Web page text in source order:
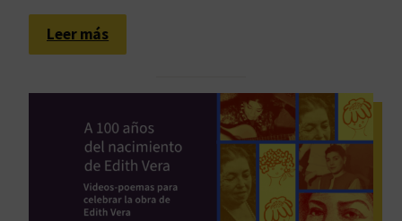
u
s
r
a
t
o
s
.
Leer más:
E
v
i
m
p
r